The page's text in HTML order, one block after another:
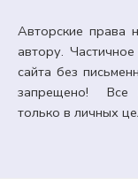
Авторские права
автору.
сайта без
запрещено! Все
только в личных